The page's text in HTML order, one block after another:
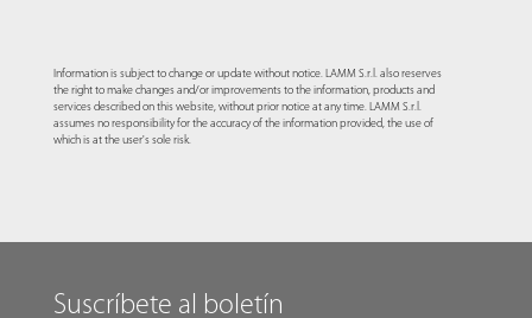
Information is subject to change or update without notice. LAMM S.r.l. also reserves
the right to make changes and/or improvements to the information, products and
services described on this website, without prior notice at any time. LAMM S.r.l.
assumes no responsibility for the accuracy of the information provided, the use of
which is at the user's sole risk.
Suscríbete al boletín